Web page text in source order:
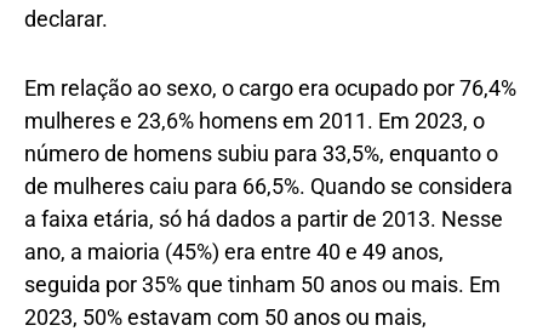
declarar.
Em relação ao sexo, o cargo era ocupado por 76,4%
mulheres e 23,6% homens em 2011. Em 2023, o
número de homens subiu para 33,5%, enquanto o
de mulheres caiu para 66,5%. Quando se considera
a faixa etária, só há dados a partir de 2013. Nesse
ano, a maioria (45%) era entre 40 e 49 anos,
seguida por 35% que tinham 50 anos ou mais. Em
2023, 50% estavam com 50 anos ou mais,